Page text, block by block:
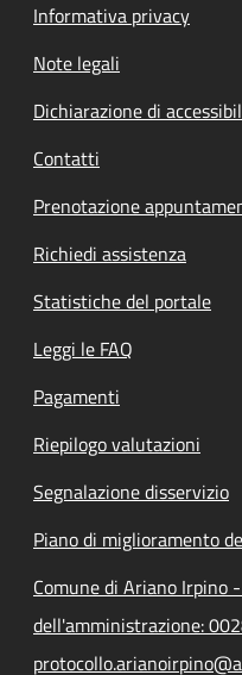
Informativa privacy
Note legali
Dichiarazione di
Contatti
Prenotazione
Richiedi assistenza
Statistiche del portale
Leggi le FAQ
Pagamenti
Riepilogo valutazioni
Segnalazione disservizio
Piano di miglioramento
Comune di Ariano Irpino
dell'amministrazione: